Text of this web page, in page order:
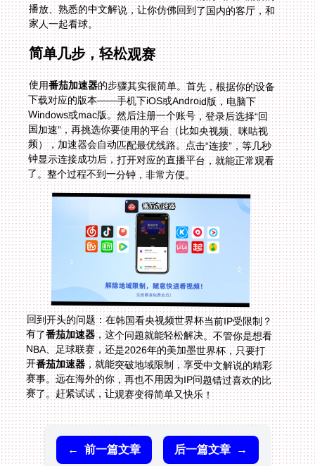
家人一起看球。
简单几步，轻松观赛
使用番茄加速器的步骤其实很简单。首先，根据你的设备
下载对应的版本——手机下iOS或Android版，电脑下
Windows或mac版。然后注册一个账号，登录后选择“回
国加速”，再挑选你要使用的平台（比如央视频、咪咕视
频），加速器会自动匹配最优线路。点击“连接”，等几秒
钟显示连接成功后，打开对应的直播平台，就能正常观看
了。整个过程不到一分钟，非常方便。
回到开头的问题：在韩国看央视频世界杯当前IP受限制？
有了番茄加速器，这个问题就能轻松解决。不管你是想看
NBA、足球联赛，还是2026年的美加墨世界杯，只要打
开番茄加速器，就能突破地域限制，享受中文解说的精彩
赛事。远在海外的你，再也不用因为IP问题错过喜欢的比
赛了。赶紧试试，让观赛变得简单又快乐！
← 前一篇文章 后一篇文章 →